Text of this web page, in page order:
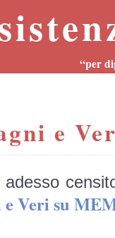
“per
e
Veri su